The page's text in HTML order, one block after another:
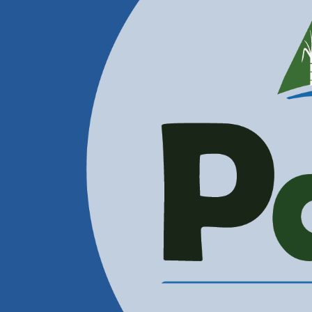
Correos Electrónicos